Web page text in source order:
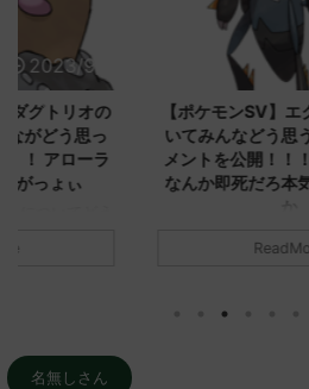
2023/9/8
トリオの
どう思っ
アローラ
っょぃ
リージョ
【ポケモンSV】エク
いてみんなどう思う
メントを公開！！！
なんか即死だろ本気
う思ってる？ 初めの記事
ReadMore
名無しさん